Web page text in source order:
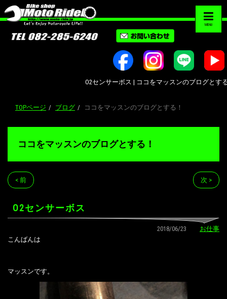
MENU
O2センサーボス | ココをマッスンのブログとする
TOPページ ブログ ココをマッスンのブログとする！
ココをマッスンのブログとする！
< 前 次 >
O2センサーボス
2018/06/23 お仕事
こんばんは
マッスンです。